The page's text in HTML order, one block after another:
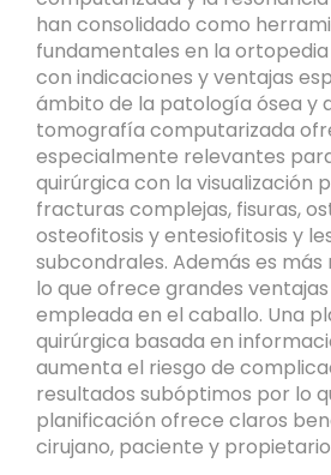
han consolidado como
fundamentales en la ortopedia
con indicaciones y ventajas
ámbito de la patología ósea y
tomografía computarizada
especialmente relevantes
quirúrgica con la visualización
fracturas complejas, fisuras,
osteofitosis y entesiofitosis y
subcondrales. Además es
lo que ofrece grandes
empleada en el caballo. Una
quirúrgica basada en
aumenta el riesgo de
resultados subóptimos por lo
planificación ofrece claros
cirujano, paciente y